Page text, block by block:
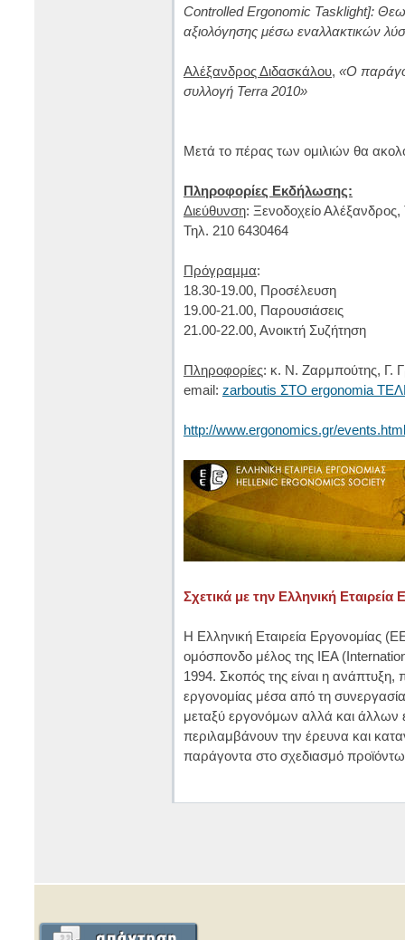
Controlled Ergonomic Tasklight]:
αξιολόγησης μέσω εναλλακτικών
Αλέξανδρος Διδασκάλου, «Ο
συλλογή Terra 2010»
Μετά το πέρας των ομιλιών θα
Πληροφορίες Εκδήλωσης:
Διεύθυνση: Ξενοδοχείο
Τηλ. 210 6430464
Πρόγραμμα:
18.30-19.00, Προσέλευση
19.00-21.00, Παρουσιάσεις
21.00-22.00, Ανοικτή Συζήτηση
Πληροφορίες: κ. Ν. Ζαρμπούτης, Γ.
email: zarboutis ΣΤΟ ergonomia
http://www.ergonomics.gr/events.html
Σχετικά με την Ελληνική Εταιρεία
Η Ελληνική Εταιρεία Εργονομίας
ομόσπονδο μέλος της IEA
1994. Σκοπός της είναι η
εργονομίας μέσα από τη
μεταξύ εργονόμων αλλά και άλλων
περιλαμβάνουν την έρευνα και
παράγοντα στο σχεδιασμό